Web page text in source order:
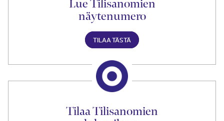
Lue Tilisanomien
näytenumero
TILAA TÄSTÄ
Tilaa Tilisanomien